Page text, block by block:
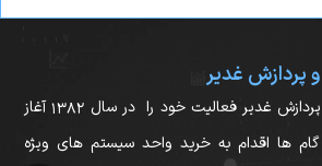
پردازش غدیر
شرکت طرح و پردازش غدیر فعالیت خود را در سال ۱۳۸۲ آغاز
گام ها اقدام به خرید واحد سیستم های ویژه